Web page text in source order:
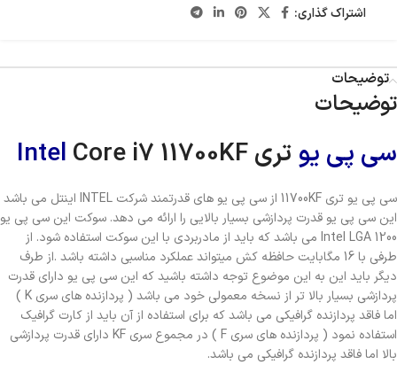
اشتراک گذاری:
توضیحات
توضیحات
سی پی یوتری Intel Core i7 11700KF
سی پی یو تری 11700KF از سی پی یو های قدرتمند شرکت INTEL اینتل می باشد
این سی پی یو قدرت پردازشی بسیار بالایی را ارائه می دهد. سوکت این سی پی یو
Intel LGA 1200 می باشد که باید از مادربردی با این سوکت استفاده شود. از
طرفی با 16 مگابایت حافظه کش میتواند عملکرد مناسبی داشته باشد .از طرف
دیگر باید این به این موضوع توجه داشته باشید که این سی پی یو دارای قدرت
پردازشی بسیار بالا تر از نسخه معمولی خود می باشد ( پردازنده های سری K )
اما فاقد پردازنده گرافیکی می باشد که برای استفاده از آن باید از کارت گرافیک
استفاده نمود ( پردازنده های سری F ) در مجموع سری KF دارای قدرت پردازشی
بالا اما فاقد پردازنده گرافیکی می باشد.